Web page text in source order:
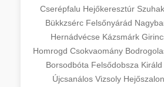
Cserépfalu Hejőkeresztúr
Bükkzsérc Felsőnyárád
Hernádvécse Kázsmárk
Homrogd Csokvaomány
Borsodbóta Felsődobsza Királd
Újcsanálos Vizsoly